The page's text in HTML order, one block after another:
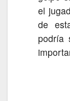
el
de
podría